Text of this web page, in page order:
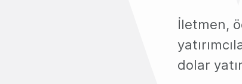
İletmen,
dolar